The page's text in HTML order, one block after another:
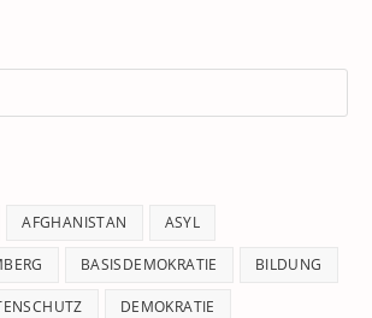
AFGHANISTAN ASYL
BASISDEMOKRATIE BILDUNG
DEMOKRATIE